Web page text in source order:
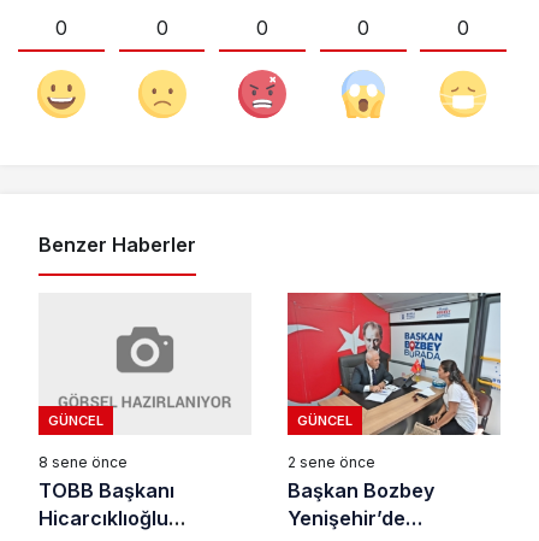
0 0 0 0 0
Benzer Haberler
GÜNCEL
8 sene önce
TOBB Başkanı
Hicarcıklıoğlu
GÜNCEL
2 sene önce
Başkan Bozbey
Yenişehir’de…